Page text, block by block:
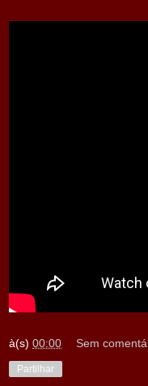
à(s) 00:00 Sem
Partilhar